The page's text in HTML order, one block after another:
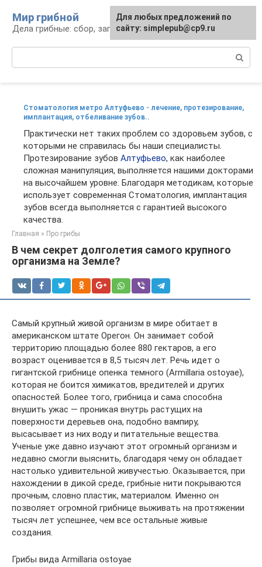
контенту
Мир грибной
Дела грибные: сбор, заготовка, рецепты
Стоматология метро Алтуфьево - лечение, протезирование,
имплантация, отбеливание зубов..
Практически нет таких проблем со здоровьем зубов, с
которыми не справилась бы наши специалисты.
Протезирование зубов Алтуфьево, как наиболее
сложная манипуляция, выполняется нашими докторами
на высочайшем уровне. Благодаря методикам, которые
использует современная Стоматология, имплантация
зубов всегда выполняется с гарантией высокого
качества.
Главная » Про грибы
В чем секрет долголетия самого крупного
организма на Земле?
Самый крупный живой организм в мире обитает в
американском штате Орегон. Он занимает собой
территорию площадью более 880 гектаров, а его
возраст оценивается в 8,5 тысяч лет. Речь идет о
гигантской грибнице опенка темного (Armillaria ostoyae),
которая не боится химикатов, вредителей и других
опасностей. Более того, грибница и сама способна
внушить ужас — проникая внутрь растущих на
поверхности деревьев она, подобно вампиру,
высасывает из них воду и питательные вещества.
Ученые уже давно изучают этот огромный организм и
недавно смогли выяснить, благодаря чему он обладает
настолько удивительной живучестью. Оказывается, при
нахождении в дикой среде, грибные нити покрываются
прочным, словно пластик, материалом. Именно он
позволяет огромной грибнице выживать на протяжении
тысяч лет успешнее, чем все остальные живые
создания.
Грибы вида Armillaria ostoyae
Для любых предложений по
сайту: simplepub@cp9.ru